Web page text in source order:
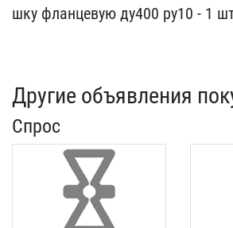
шку фланцевую ду400 ру10​ - 1
Другие объявления
Спрос